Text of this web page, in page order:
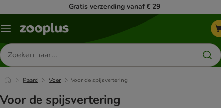
Gratis verzending vanaf € 29
Menu
Zoeken
naar
producten
Paard Voer Voor de spijsvertering
Voor de spijsvertering